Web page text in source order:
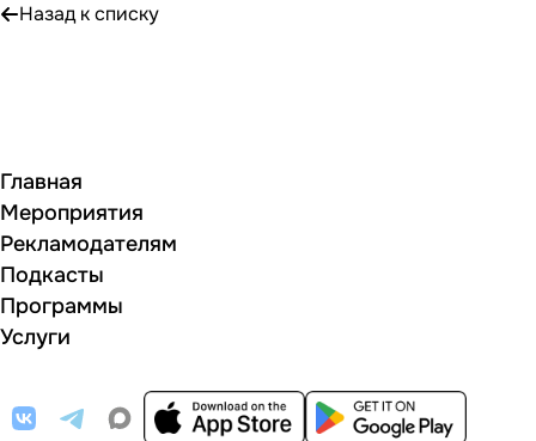
Назад к списку
Главная
Мероприятия
Рекламодателям
Подкасты
Программы
Услуги